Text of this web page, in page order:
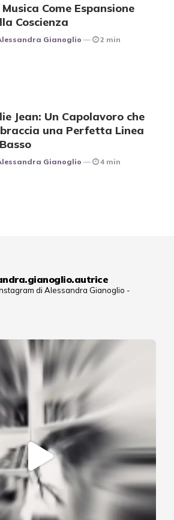
Musica Come Espansione
Coscienza
Gianoglio 2 min
Jean: Un Capolavoro che
una Perfetta Linea
Gianoglio 4 min
di Alessandra Gianoglio -